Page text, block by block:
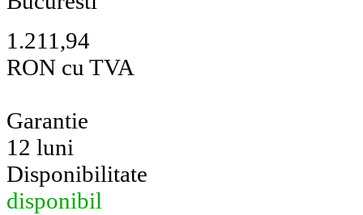
1.211,94
RON cu TVA
Garantie
12 luni
Disponibilitate
disponibil